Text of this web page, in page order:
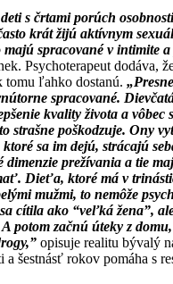
s črtami porúch
krát žijú aktívnym
majú spracované v intimite
Psychoterapeut dodáva,
tomu ľahko dostanú.
spracované.
kvality života a vôbec
strašne poškodzuje. Ony
sa im dejú, strácajú
dimenzie prežívania a tie
Dieťa, ktoré má v
mužmi, to nemôže
cítila ako “veľká žena”,
potom začnú úteky z domu,
opisuje realitu bývalý
šestnásť rokov pomáha s